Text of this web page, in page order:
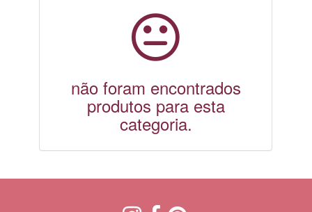
não foram encontrados
produtos para esta
categoria.